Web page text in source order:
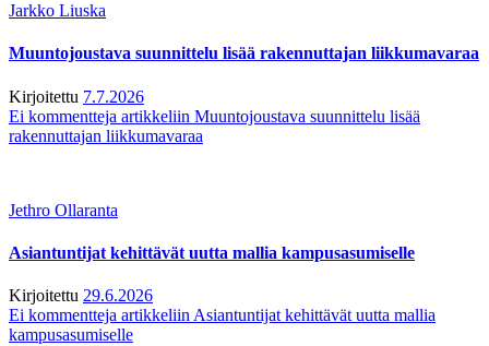
Jarkko Liuska
Muuntojoustava suunnittelu lisää rakennuttajan liikkumavaraa
Kirjoitettu 7.7.2026
Ei kommentteja artikkeliin Muuntojoustava suunnittelu lisää
rakennuttajan liikkumavaraa
Jethro Ollaranta
Asiantuntijat kehittävät uutta mallia kampusasumiselle
Kirjoitettu 29.6.2026
Ei kommentteja artikkeliin Asiantuntijat kehittävät uutta mallia
kampusasumiselle